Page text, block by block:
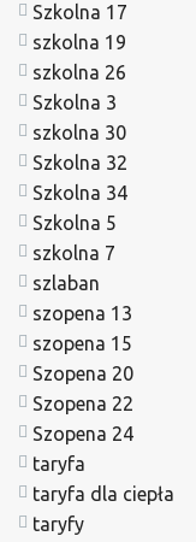
Szkolna 17
szkolna 19
szkolna 26
Szkolna 3
szkolna 30
Szkolna 32
Szkolna 34
Szkolna 5
szkolna 7
szlaban
szopena 13
szopena 15
Szopena 20
Szopena 22
Szopena 24
taryfa
taryfa dla ciepła
taryfy